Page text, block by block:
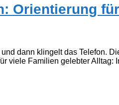
Orientierung
dann klingelt das Telefon.
viele Familien gelebter Alltag: